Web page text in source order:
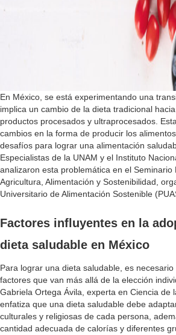
En México, se está experimentando una
implica un cambio de la dieta tradicional
productos procesados y ultraprocesados.
cambios en la forma de producir los
desafíos para lograr una alimentación
Especialistas de la UNAM y el Instituto
analizaron esta problemática en el Seminario
Agricultura, Alimentación y Sostenibilidad,
Universitario de Alimentación Sostenible
Factores influyentes en la
dieta saludable en México
Para lograr una dieta saludable, es
factores que van más allá de la elección
Gabriela Ortega Ávila, experta en Ciencia de
enfatiza que una dieta saludable debe
culturales y religiosas de cada persona,
cantidad adecuada de calorías y diferentes